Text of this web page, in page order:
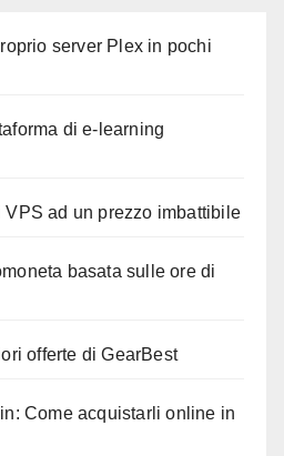
server Plex in pochi
di e-learning
ad un prezzo imbattibile
basata sulle ore di
offerte di GearBest
Come acquistarli online in